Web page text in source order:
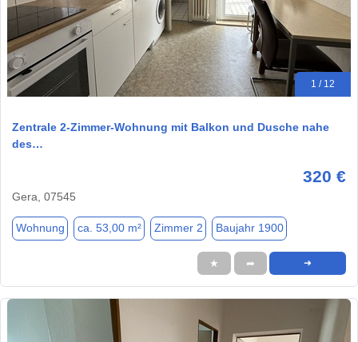
1 / 12
Zentrale 2-Zimmer-Wohnung mit Balkon und Dusche nahe
des…
320 €
Gera, 07545
Wohnung ca. 53,00 m² Zimmer 2 Baujahr 1900
★ ➦ ➜